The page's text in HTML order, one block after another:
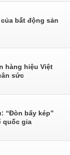
bất động sản
hàng hiệu Việt
sức
“Đòn bẩy kép”
quốc gia